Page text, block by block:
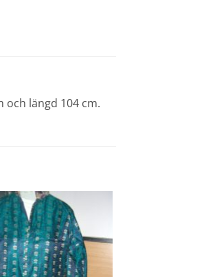
och längd 104 cm.